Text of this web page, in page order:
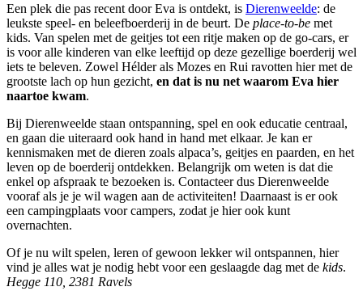
Een plek die pas recent door Eva is ontdekt, is Dierenweelde: de
leukste speel- en beleefboerderij in de beurt. De place-to-be met
kids. Van spelen met de geitjes tot een ritje maken op de go-cars, er
is voor alle kinderen van elke leeftijd op deze gezellige boerderij wel
iets te beleven. Zowel Hélder als Mozes en Rui ravotten hier met de
grootste lach op hun gezicht, en dat is nu net waarom Eva hier
naartoe kwam.
Bij Dierenweelde staan ontspanning, spel en ook educatie centraal,
en gaan die uiteraard ook hand in hand met elkaar. Je kan er
kennismaken met de dieren zoals alpaca’s, geitjes en paarden, en het
leven op de boerderij ontdekken. Belangrijk om weten is dat die
enkel op afspraak te bezoeken is. Contacteer dus Dierenweelde
vooraf als je je wil wagen aan de activiteiten! Daarnaast is er ook
een campingplaats voor campers, zodat je hier ook kunt
overnachten.
Of je nu wilt spelen, leren of gewoon lekker wil ontspannen, hier
vind je alles wat je nodig hebt voor een geslaagde dag met de kids.
Hegge 110, 2381 Ravels